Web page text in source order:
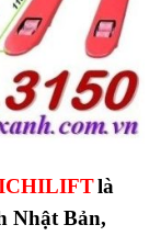
là
Nhật Bản,